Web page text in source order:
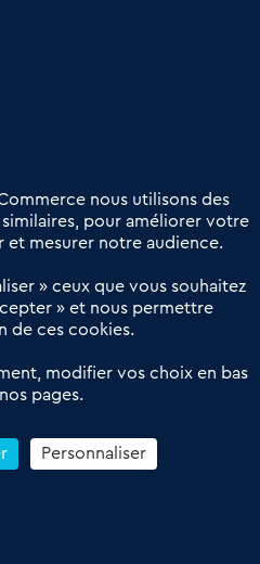
dédié aux transactions
au service du commerce de
nous utilisons des
pour améliorer votre
et mesurer notre audience.
» ceux que vous souhaitez
» et nous permettre
de ces cookies.
modifier vos choix en bas
pages.
Personnaliser